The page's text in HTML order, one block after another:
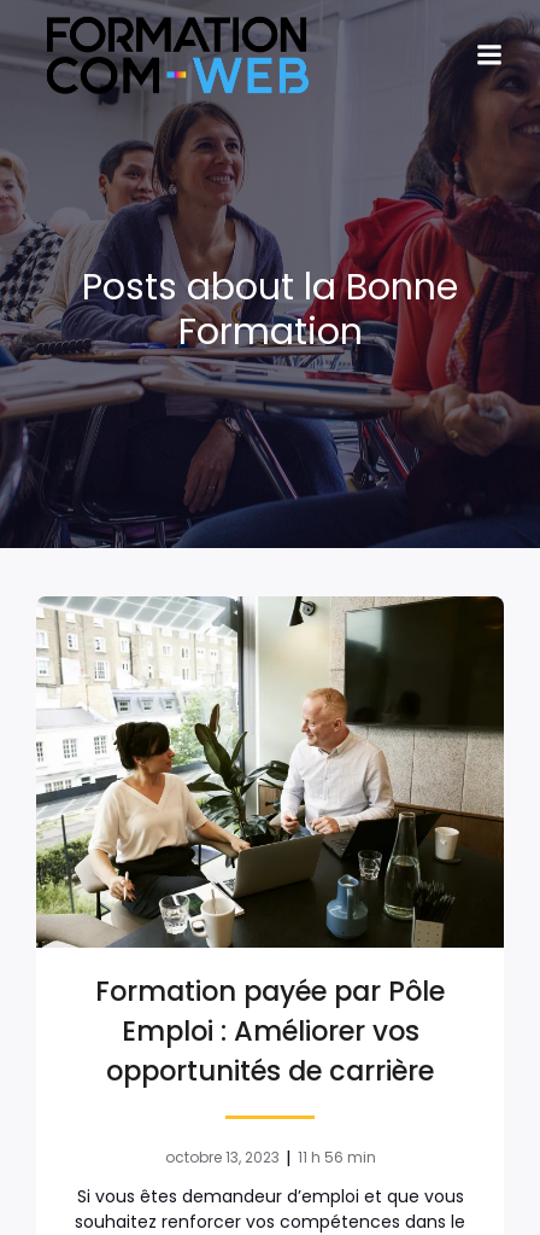
Posts about la Bonne
Formation
Formation payée par Pôle
Emploi : Améliorer vos
opportunités de carrière
octobre 13, 2023 | 11 h 56 min
Si vous êtes demandeur d’emploi et que vous
souhaitez renforcer vos compétences dans le